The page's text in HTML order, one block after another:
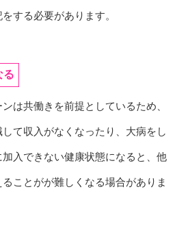
する必要があります。
る
は共働きを前提としているため、
て収入がなくなったり、大病をし
入できない健康状態になると、他
ことがが難しくなる場合がありま